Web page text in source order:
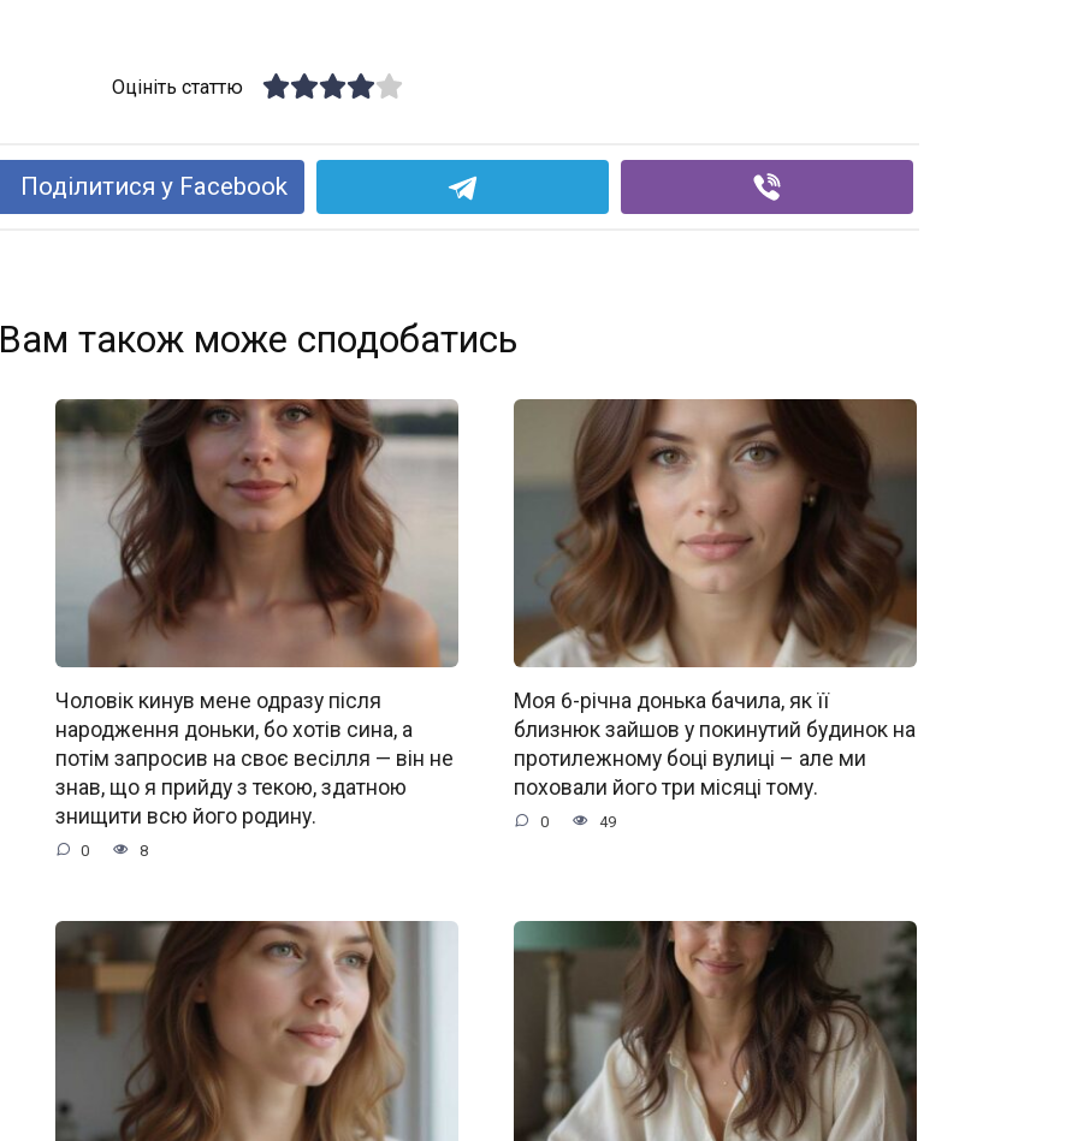
Оцініть статтю
Поділитися у Facebook
Вам також може сподобатись
Чоловік кинув мене одразу після
народження доньки, бо хотів сина, а
потім запросив на своє весілля — він не
знав, що я прийду з текою, здатною
знищити всю його родину.
0 8
Моя 6-річна донька бачила, як її
близнюк зайшов у покинутий будинок на
протилежному боці вулиці – але ми
поховали його три місяці тому.
0 49